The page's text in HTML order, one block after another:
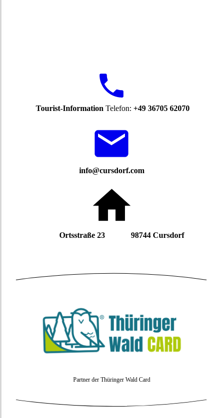
Tourist-Information Telefon: +49 36705 62070
info@cursdorf.com
Ortsstraße 23 98744 Cursdorf
Partner der Thüringer Wald Card